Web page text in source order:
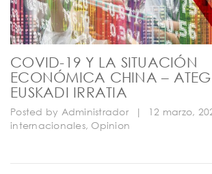
COVID-19 Y LA SITUACIÓN
ECONÓMICA CHINA –
EUSKADI IRRATIA
Posted by Administrador | 12 marzo,
internacionales, Opinion